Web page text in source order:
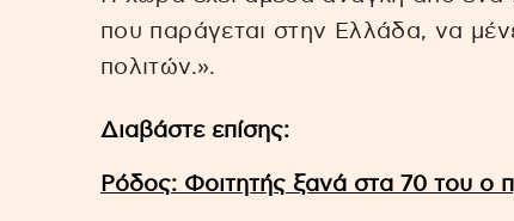
που παράγεται στην Ελλάδα, να
πολιτών.».
Διαβάστε επίσης:
Ρόδος: Φοιτητής ξανά στα 70 του ο